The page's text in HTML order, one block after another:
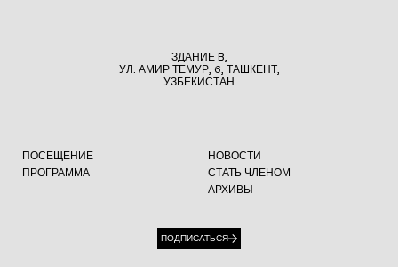
ЗДАНИЕ B,
УЛ. АМИР ТЕМУР, 6, ТАШКЕНТ,
УЗБЕКИСТАН
ПОСЕЩЕНИЕ
ПРОГРАММА
НОВОСТИ
СТАТЬ ЧЛЕНОМ
АРХИВЫ
ПОДПИСАТЬСЯ